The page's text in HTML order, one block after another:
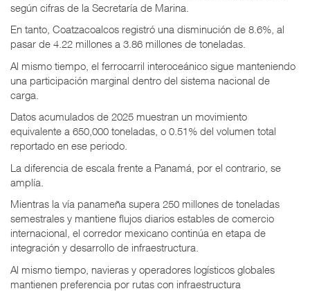
según cifras de la Secretaría de Marina.
En tanto, Coatzacoalcos registró una disminución de 8.6%, al
pasar de 4.22 millones a 3.86 millones de toneladas.
Al mismo tiempo, el ferrocarril interoceánico sigue manteniendo
una participación marginal dentro del sistema nacional de
carga.
Datos acumulados de 2025 muestran un movimiento
equivalente a 650,000 toneladas, o 0.51% del volumen total
reportado en ese periodo.
La diferencia de escala frente a Panamá, por el contrario, se
amplía.
Mientras la vía panameña supera 250 millones de toneladas
semestrales y mantiene flujos diarios estables de comercio
internacional, el corredor mexicano continúa en etapa de
integración y desarrollo de infraestructura.
Al mismo tiempo, navieras y operadores logísticos globales
mantienen preferencia por rutas con infraestructura